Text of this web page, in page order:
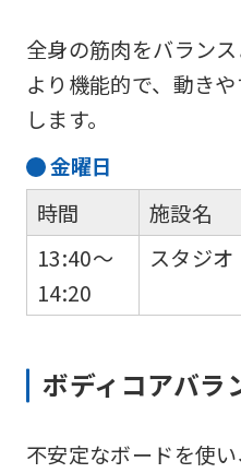
全身の筋肉をバラン
より機能的で、動き
します。
金曜日
時間
13:40～
14:20
施設名
スタジオ
ボディコアバラ
不安定なボードを使